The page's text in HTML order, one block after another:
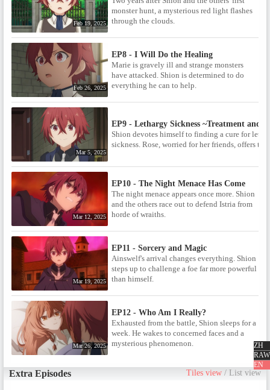
ZH
RAW
EN
ス）キャラクター原案：転 原作
企画：フロンティアワークス / 監
督：古賀一臣 シリーズ構成： 大
知慶一郎 キャラクターデザイ
ン：野口孝行 / 魔法監修：小澤和
則 メインアニメーター：戸倉紀
元 中澤勇一 渡邉徳 / 色彩設計：
桂木今里 美術監督：荒井和浩 /
撮影監督：近藤慎与 編集：松原
理恵 / 音響監督：髙桑一 音響効
果：稲田祐介 音響制作：HALF
H･P STUDIO / 音楽：吉川慶 橋口
佳奈 音楽制作：トイズファクト
リー / オープニング主題歌：
XIIX「煌めき」アニメーション
制作：スタジオディーン /
◆CAST◆ / シオン：#潘めぐみ /
マリー：#加隈亜衣 / ローズ：#
雨宮天 / ラフィーナ：#芹澤優 /
ブリジット：#古賀葵 / コール：
#宮瀬尚也 / ガウェイン：#宮本
充 / エマ：#豊口めぐみ / グラス
ト：#赤坂柾之 / ◆音楽情報 / オ
ープニング主題歌：XIIX「煌め
き」エンディング主題歌：ハン
ブレッダーズ「夜明けの歌」◆
放送・配信情報◆ / 2025年1月8
日（水）放送開始！テレ東 ：1月
8日より毎週水曜24：00～ / テレ
ビ大阪：1月8日より毎週水曜
25：35～ / ＢＳ日テレ：1月9日
より毎週木曜23：00～ / AT-X ：
1月9日より毎週木曜22：00～ /
【リピート放送】毎週月曜10：
00～／毎週水曜16：00～ /
年1月8日（水）より毎週水曜
Feb 19, 2025
monster hunt, a mysterious red light flashes
through the clouds.
Feb 26, 2025
EP8 - I Will Do the Healing
Marie is gravely ill and strange monsters
have attacked. Shion is determined to do
everything he can to help.
Mar 5, 2025
EP9 - Lethargy Sickness ~Treatment and
Shion devotes himself to finding a cure for
sickness. Rose, worried for her friends, offers to
Mar 12, 2025
EP10 - The Night Menace Has Come
The night menace appears once more. Shion
and the others race out to defend Istria from
horde of wraiths.
Mar 19, 2025
EP11 - Sorcery and Magic
Ainswelf's arrival changes everything. Shion
steps up to challenge a foe far more powerful
than himself.
Mar 26, 2025
EP12 - Who Am I Really?
Exhausted from the battle, Shion sleeps for a
week. He wakes to concerned faces and a
mysterious phenomenon.
Extra Episodes Tiles view /List view